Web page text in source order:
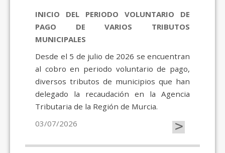
INICIO DEL PERIODO VOLUNTARIO DE
PAGO DE VARIOS TRIBUTOS
MUNICIPALES
Desde el 5 de julio de 2026 se encuentran
al cobro en periodo voluntario de pago,
diversos tributos de municipios que han
delegado la recaudación en la Agencia
Tributaria de la Región de Murcia.
03/07/2026
>